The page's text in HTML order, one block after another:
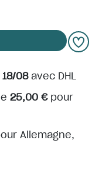
08avec DHL
25,00 €pour
Allemagne,